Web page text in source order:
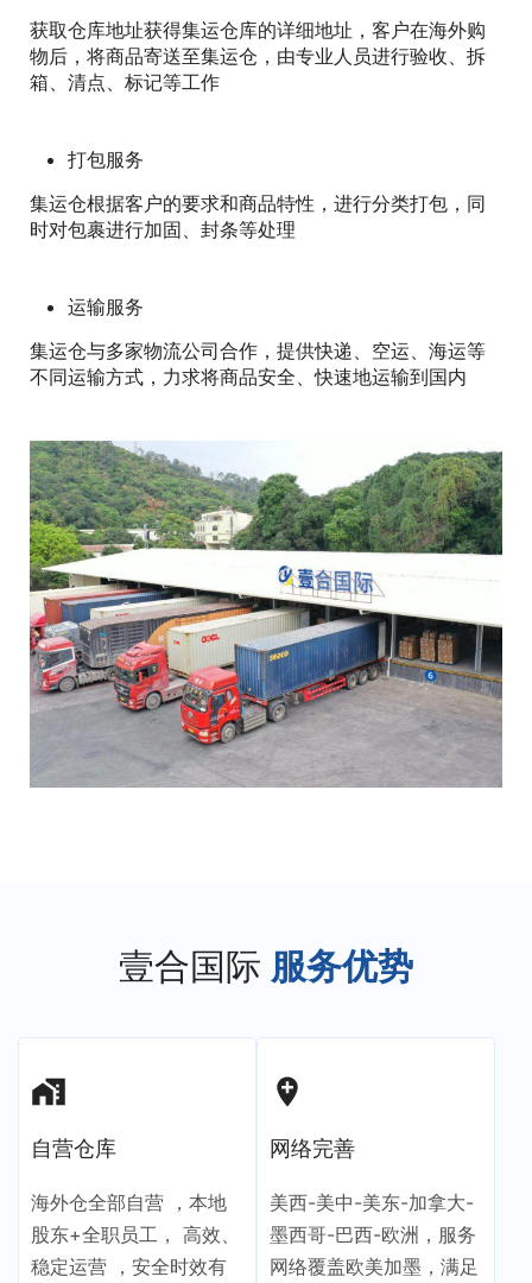
获取仓库地址获得集运仓库的详细地址，客户在海外购
物后，将商品寄送至集运仓，由专业人员进行验收、拆
箱、清点、标记等工作
打包服务
集运仓根据客户的要求和商品特性，进行分类打包，同
时对包裹进行加固、封条等处理
运输服务
集运仓与多家物流公司合作，提供快递、空运、海运等
不同运输方式，力求将商品安全、快速地运输到国内
壹合国际 服务优势
maps_home_work
自营仓库
海外仓全部自营 ，本地
股东+全职员工， 高效、
稳定运营 ，安全时效有
add_location
网络完善
美西-美中-美东-加拿大-
墨西哥-巴西-欧洲，服务
网络覆盖欧美加墨，满足